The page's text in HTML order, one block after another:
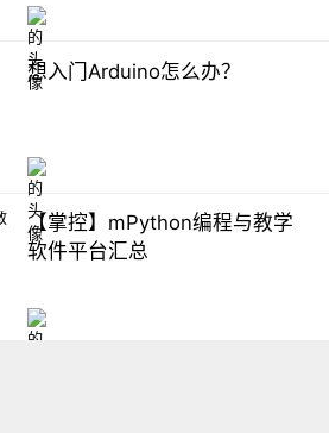
想入门Arduino怎么办？
【掌控】mPython编程与教学
软件平台汇总